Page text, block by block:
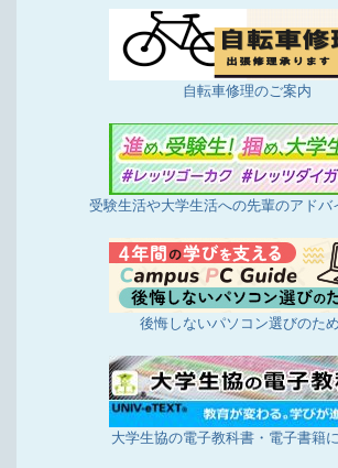
自転車修理のご案内
受験生活や大学生活への先輩のアドバ
後悔しないパソコン選びのた
大学生協の電子教科書・電子書籍